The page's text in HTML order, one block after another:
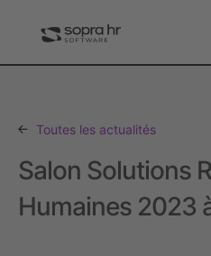
Toutes les actualités
Salon Solutions
Humaines 2023